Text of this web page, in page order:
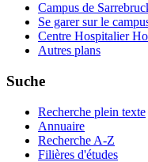
Campus de
Se garer sur le
Centre Hospitalier
Autres plans
Suche
Recherche plein texte
Annuaire
Recherche A-Z
Filières d'études